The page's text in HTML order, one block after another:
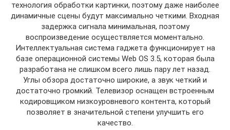
технология обработки картинки, поэтому даже наиболее
динамичные сцены будут максимально четкими. Входная
задержка сигнала минимальная, поэтому
воспроизведение осуществляется моментально.
Интеллектуальная система гаджета функционирует на
базе операционной системы Web OS 3.5, которая была
разработана не слишком всего лишь пару лет назад.
Углы обзора достаточно широкие, а звук четкий и
достаточно громкий. Телевизор оснащен встроенным
кодировщиком низкоуровневого контента, который
позволяет в значительной степени улучшить его
качество.